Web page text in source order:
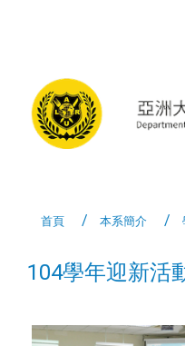
首頁 本系簡介
104學年迎新活